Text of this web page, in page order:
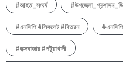
#আহত_সংঘর্ষ
#এনসিপি #লিফলেট #বিতরন
#কক্সবাজার #পটুয়াখালী